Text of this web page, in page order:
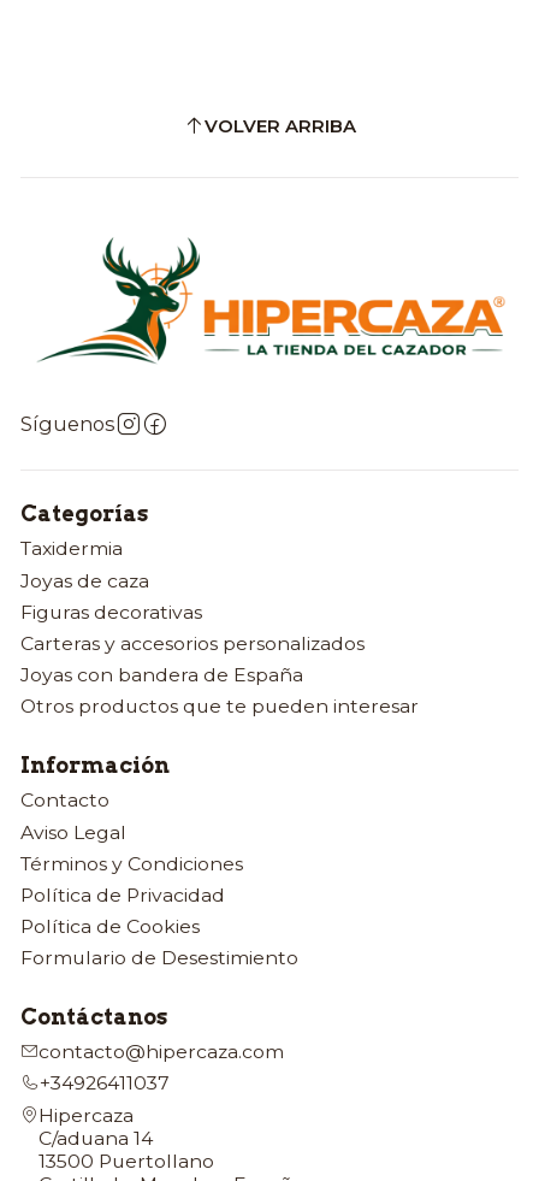
VOLVER ARRIBA
Síguenos
Categorías
Taxidermia
Joyas de caza
Figuras decorativas
Carteras y accesorios personalizados
Joyas con bandera de España
Otros productos que te pueden interesar
Información
Contacto
Aviso Legal
Términos y Condiciones
Política de Privacidad
Política de Cookies
Formulario de Desestimiento
Contáctanos
contacto@hipercaza.com
+34926411037
Hipercaza
C/aduana 14
13500 Puertollano